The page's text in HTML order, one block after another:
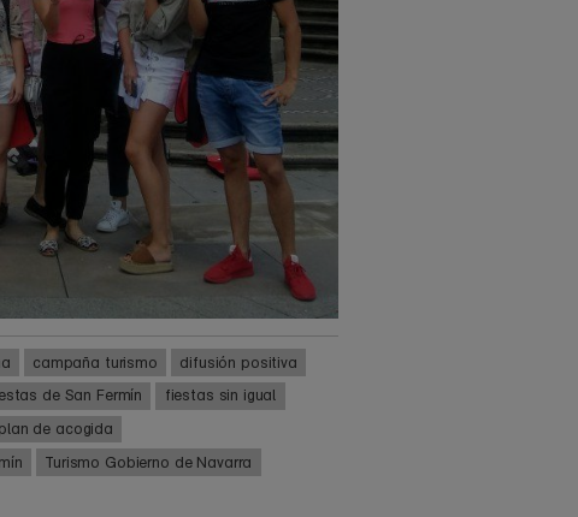
campaña turismo
difusión positiva
de San Fermín
fiestas sin igual
plan de acogida
Turismo Gobierno de Navarra